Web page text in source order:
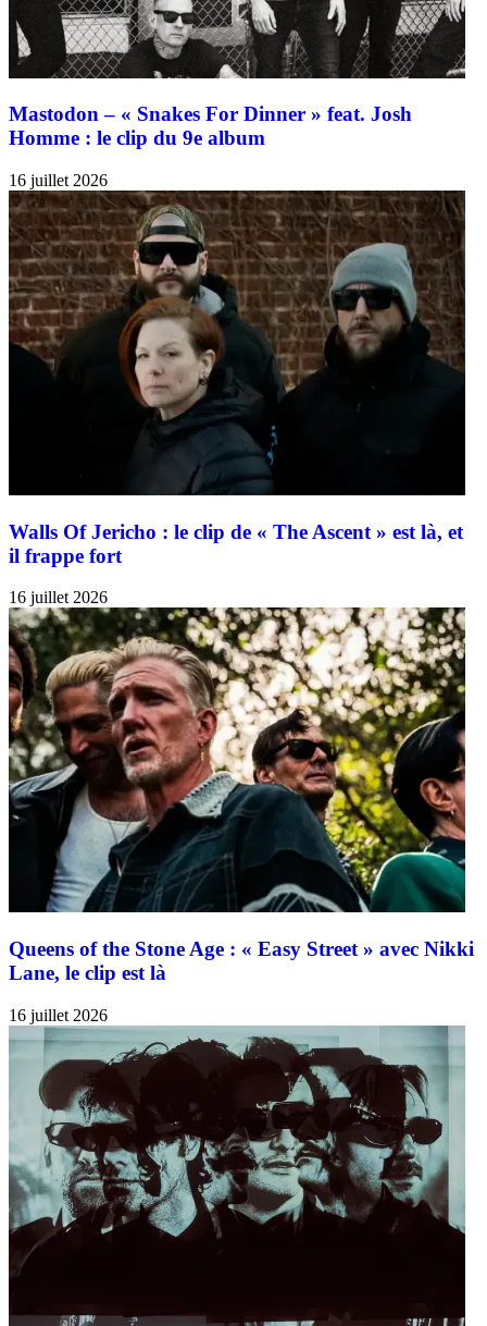
Mastodon – « Snakes For Dinner » feat. Josh
Homme : le clip du 9e album
16 juillet 2026
Walls Of Jericho : le clip de « The Ascent » est là, et
il frappe fort
16 juillet 2026
Queens of the Stone Age : « Easy Street » avec Nikki
Lane, le clip est là
16 juillet 2026